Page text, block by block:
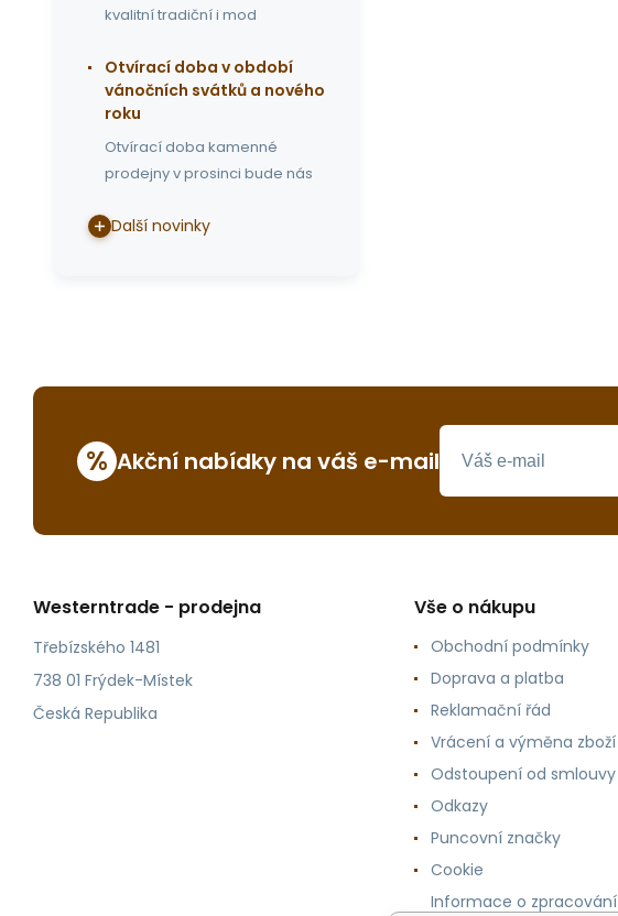
kvalitní tradiční i mod
Otvírací doba v období
vánočních svátků a nového
roku
Otvírací doba kamenné
prodejny v prosinci bude nás
Další novinky
% Akční nabídky na váš e-mail
Westerntrade - prodejna
Třebízského 1481
738 01 Frýdek-Místek
Česká Republika
Vše o nákupu
Obchodní podmínky
Doprava a platba
Reklamační řád
Vrácení a výměna zboží
Odstoupení od smlouvy
Odkazy
Puncovní značky
Cookie
Informace o zpracování